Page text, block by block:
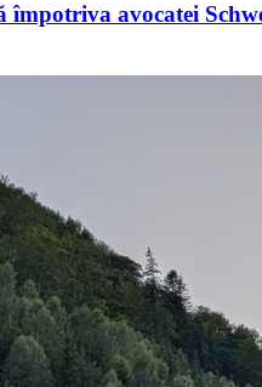
împotriva avocatei